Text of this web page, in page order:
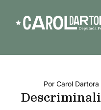
Por Carol Dartora